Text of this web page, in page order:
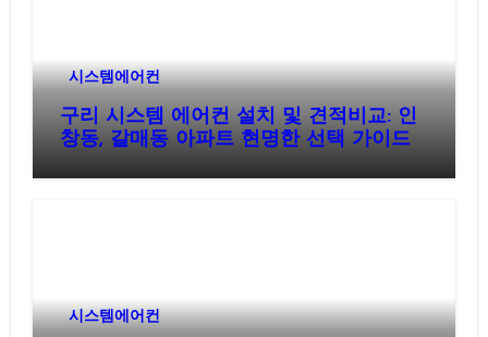
시스템에어컨
구리 시스템 에어컨 설치 및 견적비교: 인
창동, 갈매동 아파트 현명한 선택 가이드
시스템에어컨